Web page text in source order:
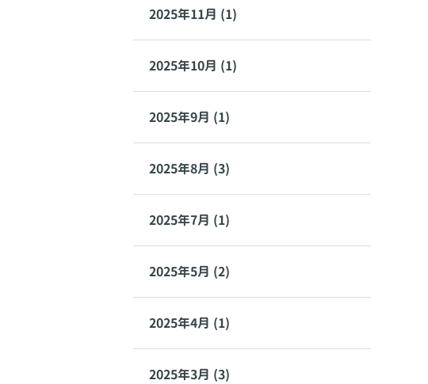
2025年11月 (1)
2025年10月 (1)
2025年9月 (1)
2025年8月 (3)
2025年7月 (1)
2025年5月 (2)
2025年4月 (1)
2025年3月 (3)